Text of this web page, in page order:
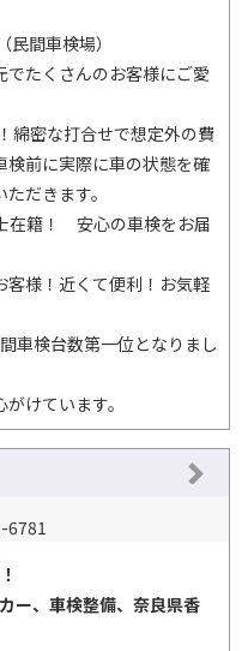
間車検場）
たくさんのお客様にご愛
綿密な打合せで想定外の費
前に実際に車の状態を確
だきます。
在籍！ 安心の車検をお届
客様！近くて便利！お気軽
車検台数第一位となりまし
けています。
6781
ー、車検整備、奈良県香